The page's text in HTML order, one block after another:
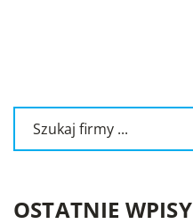
OSTATNIE WPISY